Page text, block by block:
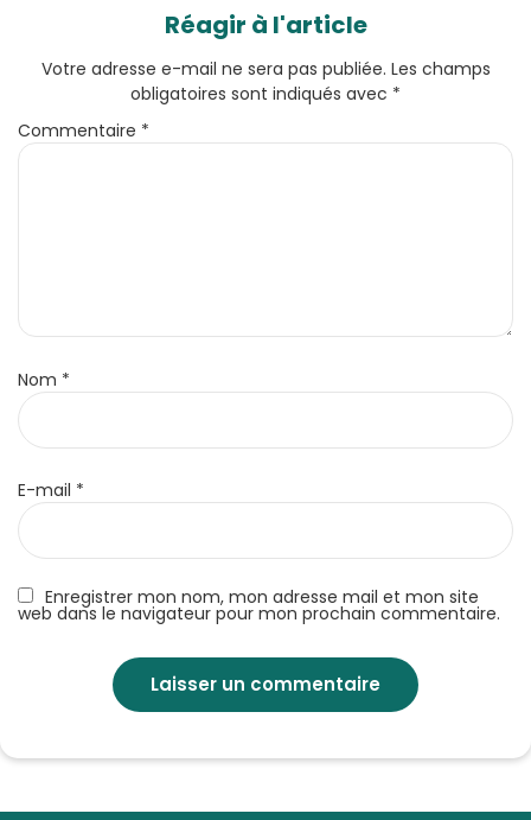
Réagir à l'article
Enregistrer mon nom, mon adresse mail et mon site
web dans le navigateur pour mon prochain commentaire.
Votre adresse e-mail ne sera pas publiée. Les champs
obligatoires sont indiqués avec *
Commentaire *
Nom *
E-mail *